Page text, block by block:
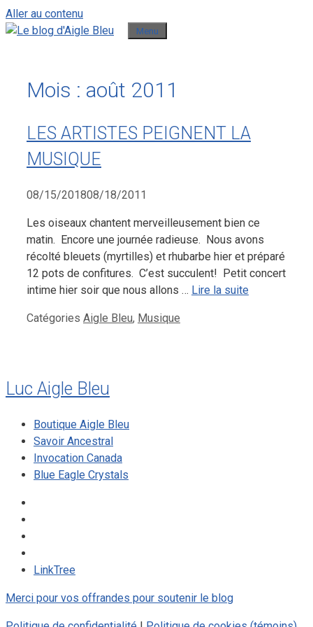
Aller au contenu
Menu
Mois : août 2011
LES ARTISTES PEIGNENT LA
MUSIQUE
08/15/201808/18/2011
Les oiseaux chantent merveilleusement bien ce
matin. Encore une journée radieuse. Nous avons
récolté bleuets (myrtilles) et rhubarbe hier et préparé
12 pots de confitures. C’est succulent! Petit concert
intime hier soir que nous allons … Lire la suite
Catégories Aigle Bleu, Musique
Luc Aigle Bleu
Boutique Aigle Bleu
Savoir Ancestral
Invocation Canada
Blue Eagle Crystals
LinkTree
Merci pour vos offrandes pour soutenir le blog